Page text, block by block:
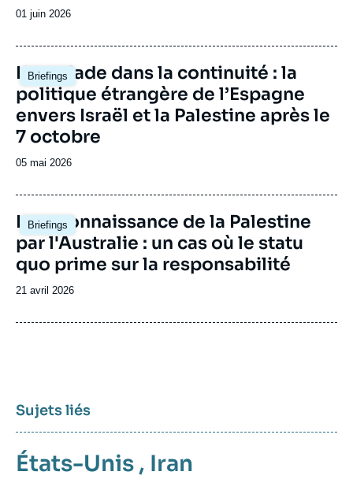
Date
publication
01 juin 2026
Briefings
Image
principale
L'escalade dans la continuité : la
politique étrangère de l’Espagne
envers Israël et la Palestine après le
7 octobre
Date
publication
05 mai 2026
Briefings
Image
principale
La reconnaissance de la Palestine
par l'Australie : un cas où le statu
quo prime sur la responsabilité
Date
publication
21 avril 2026
Sujets liés
États-Unis , Iran